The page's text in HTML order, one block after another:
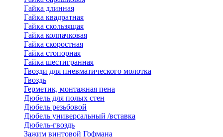
Гайка длинная
Гайка квадратная
Гайка скользящая
Гайка колпачковая
Гайка скоростная
Гайка стопорная
Гайка шестигранная
Гвозди для пневматического молотка
Гвоздь
Герметик, монтажная пена
Дюбель для полых стен
Дюбель резьбовой
Дюбель универсальный /вставка
Дюбель-гвоздь
Зажим винтовой Гофмана